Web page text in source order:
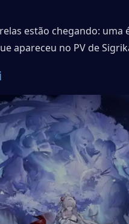
estão chegando: uma
apareceu no PV de